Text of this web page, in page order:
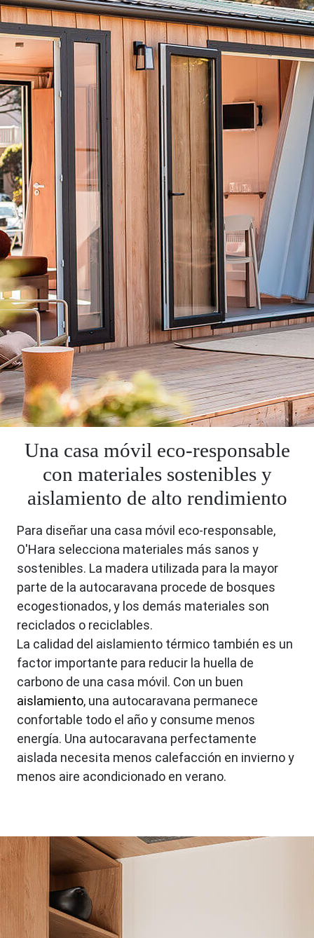
Una casa móvil eco-responsable
con materiales sostenibles y
aislamiento de alto rendimiento
Para diseñar una casa móvil eco-responsable,
O'Hara selecciona materiales más sanos y
sostenibles. La madera utilizada para la mayor
parte de la autocaravana procede de bosques
ecogestionados, y los demás materiales son
reciclados o reciclables.
La calidad del aislamiento térmico también es un
factor importante para reducir la huella de
carbono de una casa móvil. Con un buen
aislamiento, una autocaravana permanece
confortable todo el año y consume menos
energía. Una autocaravana perfectamente
aislada necesita menos calefacción en invierno y
menos aire acondicionado en verano.